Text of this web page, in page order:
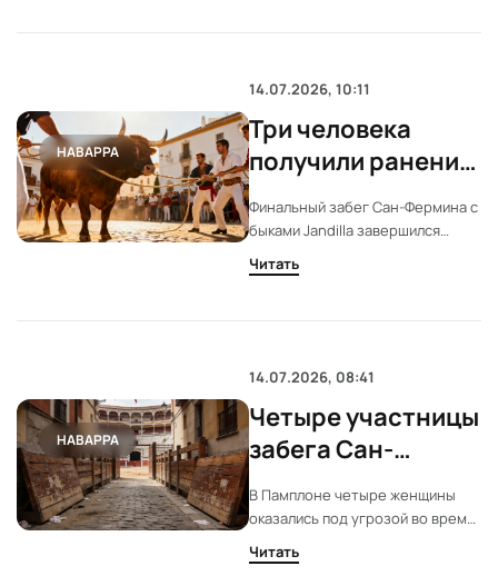
НАВАРРА
14.07.2026, 10:11
Три человека
получили ранения
на последнем
забеге Сан-
Фермина
Финальный забег Сан-Фермина с
быками Jandilla завершился
тремя серьёзными ранениями.
Один из быков атаковал
больницу.
Читать
НАВАРРА
14.07.2026, 08:41
Четыре участницы
забега Сан-
Фермина избежали
травм от быков
Miura
В Памплоне четыре женщины
оказались под угрозой во время
забега с быками Miura. Инцидент
произошёл на спуске к арене.
Читать